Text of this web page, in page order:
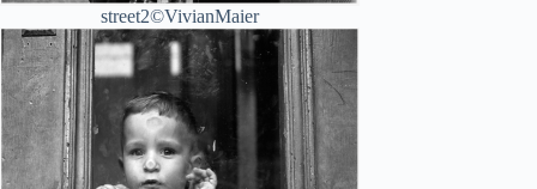
street2©VivianMaier